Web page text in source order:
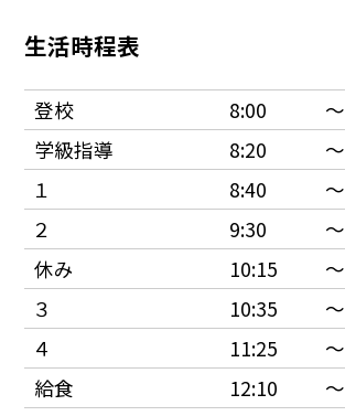
生活時程表
登校 8:00 〜
学級指導
8:20 〜
１
8:40 〜
２
9:30 〜
休み
10:15 〜
３
10:35 〜
４
11:25 〜
給食
12:10 〜